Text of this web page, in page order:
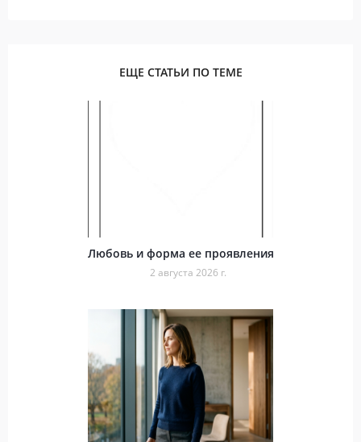
ЕЩЕ СТАТЬИ ПО ТЕМЕ
Любовь и форма ее проявления
2 августа 2026 г.